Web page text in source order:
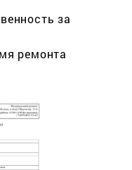
за
ремонта